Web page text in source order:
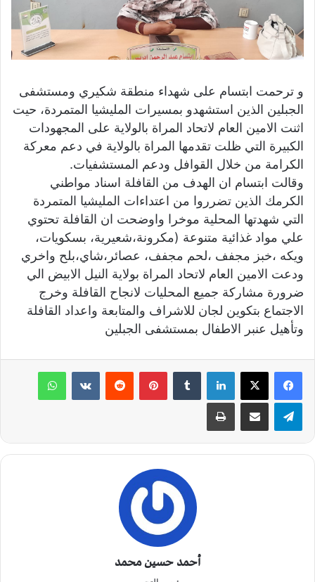
و ترحمت ابتسام على شهداء منطقة شكيري ومستشفى
الجبلين الذين استشهدو بمسيرات المليشيا المتمردة، حيت
اثنت الامين العام لاتحاد المراة بالولاية على المجهودات
الكبيرة التي ظلت تقدمها المراة بالولاية في دعم معركة
الكرامة من خلال القوافل ودعم المستشفيات.
وقالت ابتسام ان الهدف من القافلة اسناد مواطني
الكرمك الذين تضرروا من اعتداءات المليشيا المتمردة
التي شهدتها المحلية موخرا واوضحت ان القافلة تحتوي
علي مواد غذائية متنوعة (مكرونة،شعيرية، بسكويات،
ويكه ،خبز مجفف ،لحم مجفف، عصائر،شاي،بلح واخري
ودعت الامين العام لاتحاد المراة بولاية النيل الابيض الي
ضرورة مشاركة جميع المحليات لانجاح القافلة وخرج
الاجتماع بتكوين لجان للاشراف والمتابعة واعداد القافلة
وتأهيل عنبر الاطفال بمستشفى الجبلين
لينكدإن بينتيريست
أحمد حسين محمد